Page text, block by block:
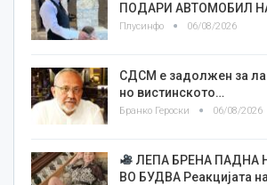
ПОДАРИ АВТОМОБИЛ
Плусинфо 06/08/2026
СДСМ е задолжен за
но вистинското…
Бранко Героски 06/08/2026
ЛЕПА БРЕНА ПАДНА
ВО БУДВА Реакцијата